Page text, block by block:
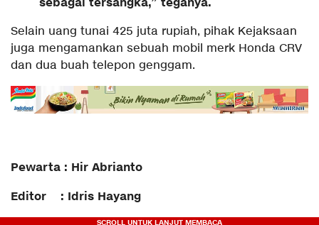
Selain uang tunai 425 juta rupiah, pihak Kejaksaan
juga mengamankan sebuah mobil merk Honda CRV
dan dua buah telepon genggam.
Pewarta : Hir Abrianto
Editor : Idris Hayang